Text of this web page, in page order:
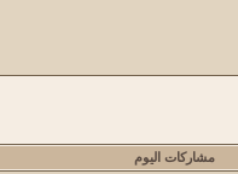
مشاركات اليوم